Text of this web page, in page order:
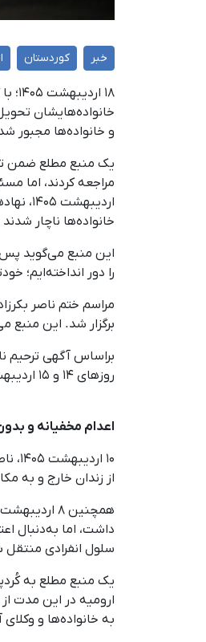
خبر کوردستان
۱۸
خانواده‌هایشان
و خانواده‌ها مجبور
یک منبع مطلع ضمن
خانواده‌ها ناچار
را دور انداخته‌ایم؛
مراسم ختم ناصر
برگزار شد. این منبع
روزهای ۱۴ و ۱۵ اردیبهشت‌ماه در مسجد روستای «خوشالان» برگزار شده است.
اعدام مخفیانه و
۱۰
از زندان خارج و به
داشت، اما به‌دنبال
سلول انفرادی
یک منبع مطلع به
ارومیه در این مدت
به خانواده‌ها و